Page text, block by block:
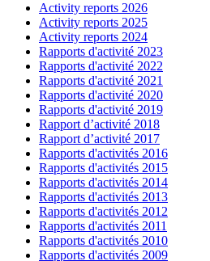
Activity reports 2026
Activity reports 2025
Activity reports 2024
Rapports d'activité 2023
Rapports d'activité 2022
Rapports d'activité 2021
Rapports d'activité 2020
Rapports d'activité 2019
Rapport d’activité 2018
Rapport d’activité 2017
Rapports d'activités 2016
Rapports d'activités 2015
Rapports d'activités 2014
Rapports d'activités 2013
Rapports d'activités 2012
Rapports d'activités 2011
Rapports d'activités 2010
Rapports d'activités 2009